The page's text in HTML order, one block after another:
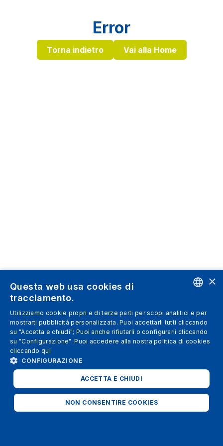
Error
Torna indietro Vai alla Home
SPANISH
ITALIAN
FRENCH
×
Questa web usa cookies di
tracciamento.
Utilizziamo cookie propri e di terze parti per scopi analitici e per
mostrarti pubblicità personalizzata. Puoi accettarli tutti cliccando
su "Accetta e chiudi"; Puoi anche rifiutarli o configurarli cliccando
su "Configurazione". Puoi accedere alla nostra politica di cookies
cliccando qui
CONFIGURAZIONE
ACCETTA E CHIUDI
NON CONSENTIRE COOKIES